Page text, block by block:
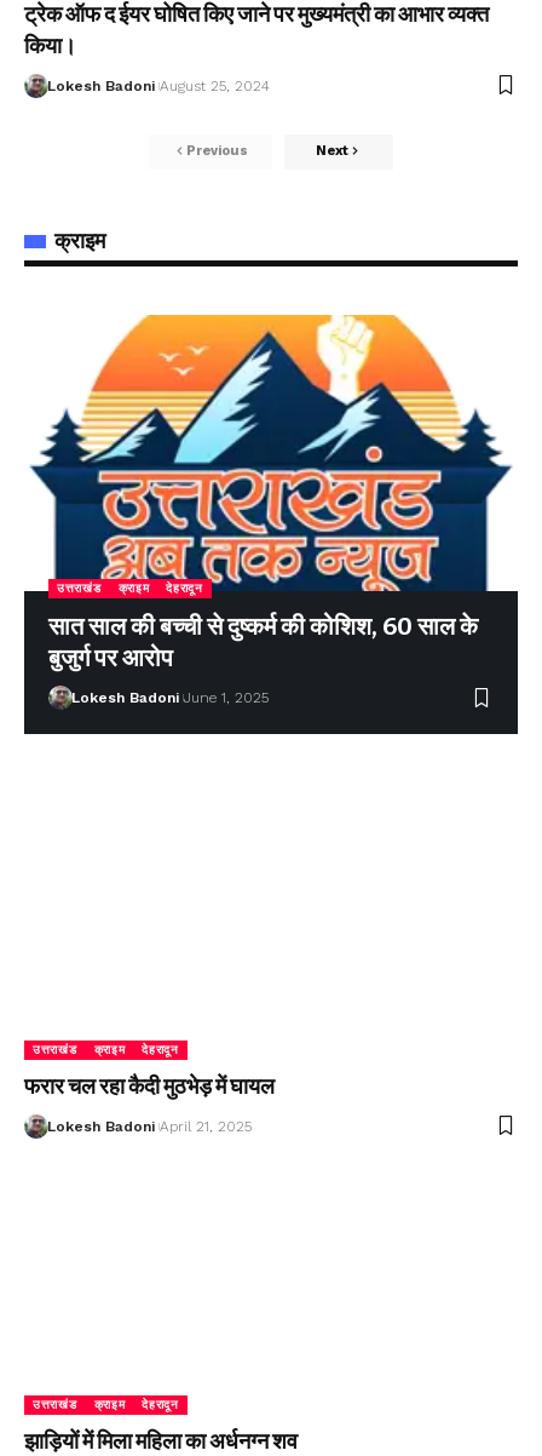
ट्रेक ऑफ द ईयर घोषित किए जाने पर मुख्यमंत्री का आभार व्यक्त
किया।
Lokesh Badoni August 25, 2024
Previous Next
क्राइम
उत्तराखंड क्राइम देहरादून
सात साल की बच्ची से दुष्कर्म की कोशिश, 60 साल के
बुजुर्ग पर आरोप
Lokesh Badoni June 1, 2025
उत्तराखंड क्राइम देहरादून
फरार चल रहा कैदी मुठभेड़ में घायल
Lokesh Badoni April 21, 2025
उत्तराखंड क्राइम देहरादून
झाड़ियों में मिला महिला का अर्धनग्न शव